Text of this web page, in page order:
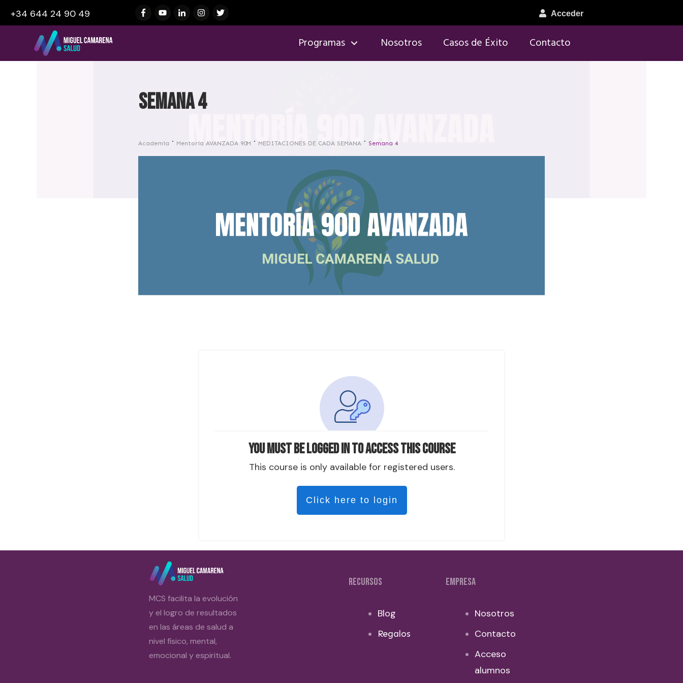
+34 644 24 90 49 Acceder
Programas Nosotros Casos de Éxito Contacto
Semana 4
Academia Mentoría AVANZADA 90M MEDITACIONES DE CADA SEMANA Semana 4
You must be logged in to access this course
This course is only available for registered users.
Click here to login
MCS facilita la evolución
y el logro de resultados
en las áreas de salud a
nivel físico, mental,
emocional y espiritual.
RECURSOS
Blog
Regalos
EMPRESA
Nosotros
Contacto
Acceso
alumnos